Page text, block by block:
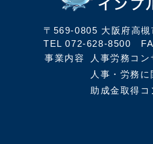
〒569-0805 大阪府高
TEL072-628-8500
事業内容
人事労務コ
人事・労務
助成金取得コ